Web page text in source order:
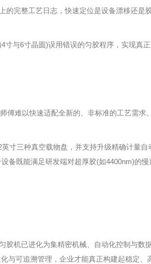
完整工艺日志，快速定位是设备漂移还是胶
与6寸晶圆)误用错误的匀胶程序，实现真正
难以快速适配全新的、非标准的工艺需求。
三种真空载物盘，并支持升级精确计量自
备既能满足研发端对超厚胶(如4400nm)的
机已进化为集精密机械、自动化控制与数
与可追溯管理，企业才能真正构建起稳定、